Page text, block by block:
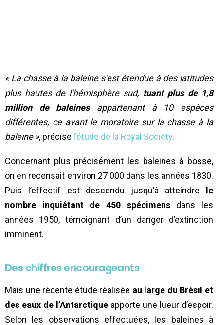
« La chasse à la baleine s’est étendue à des latitudes
plus hautes de l’hémisphère sud, tuant plus de 1,8
million de baleinesappartenant à 10 espèces
différentes, ce avant le moratoire sur la chasse à la
baleine », précise l’étude de la Royal Society.
Concernant plus précisément les baleines à bosse,
on en recensait environ 27 000 dans les années 1830.
Puis l’effectif est descendu jusqu’à atteindre
le
nombre inquiétant de 450 spécimensdans les
années 1950, témoignant d’un danger d’extinction
imminent.
Des chiffres encourageants
Mais une récente étude réalisée au large du Brésil et
des eaux de l’Antarctique apporte une lueur d’espoir.
Selon les observations effectuées, les baleines à